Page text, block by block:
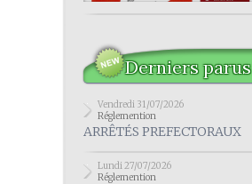
Derniers parus
Vendredi 31/07/2026
Réglemention
ARRÊTÉS PREFECTORAUX
Lundi 27/07/2026
Réglemention